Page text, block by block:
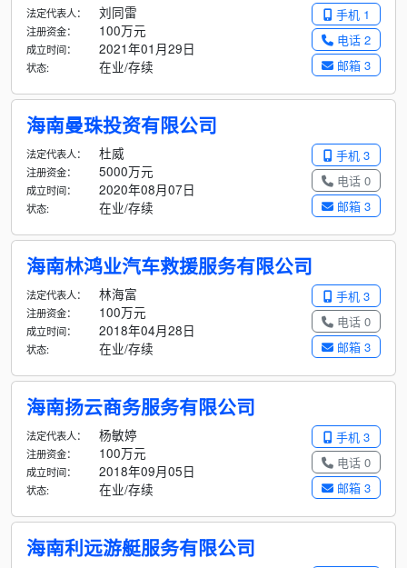
手机 1
电话 2
邮箱 3
法定代表人： 刘同雷
注册资金： 100万元
成立时间： 2021年01月29日
状态: 在业/存续
海南曼珠投资有限公司
手机 3
电话 0
邮箱 3
法定代表人： 杜威
注册资金： 5000万元
成立时间： 2020年08月07日
状态: 在业/存续
海南林鸿业汽车救援服务有限公司
手机 3
电话 0
邮箱 3
法定代表人： 林海富
注册资金： 100万元
成立时间： 2018年04月28日
状态: 在业/存续
海南扬云商务服务有限公司
手机 3
电话 0
邮箱 3
法定代表人： 杨敏婷
注册资金： 100万元
成立时间： 2018年09月05日
状态: 在业/存续
海南利远游艇服务有限公司